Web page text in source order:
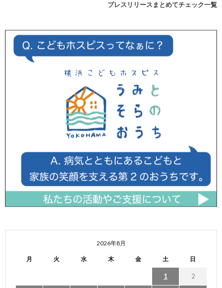
プレスリリースまとめてチェック一覧
2026年8月
月 火 水 木 金 土 日
1 2